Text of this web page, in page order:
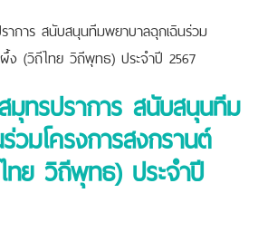
าการ สนับสนุนทีมพยาบาลฉุกเฉินร่วม
ผึ้ง (วิถีไทย วิถีพุทธ) ประจำปี 2567
มุทรปราการ สนับสนุนทีม
วมโครงการสงกรานต์
ทย วิถีพุทธ) ประจำปี